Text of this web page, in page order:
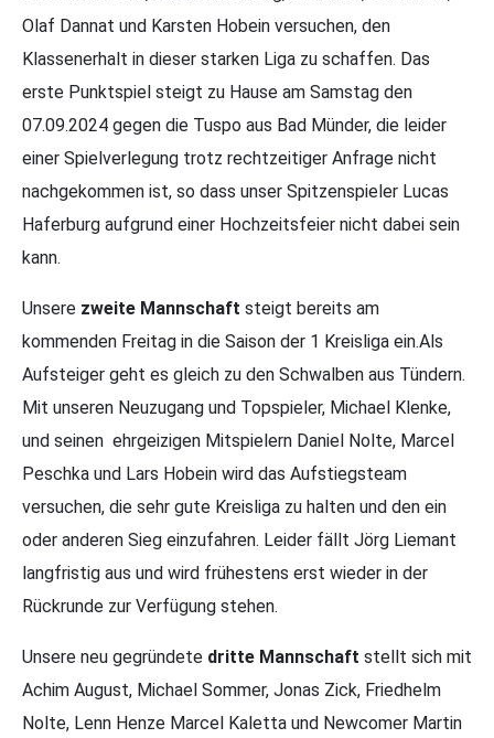
Olaf Dannat und Karsten Hobein versuchen, den
Klassenerhalt in dieser starken Liga zu schaffen. Das
erste Punktspiel steigt zu Hause am Samstag den
07.09.2024 gegen die Tuspo aus Bad Münder, die leider
einer Spielverlegung trotz rechtzeitiger Anfrage nicht
nachgekommen ist, so dass unser Spitzenspieler Lucas
Haferburg aufgrund einer Hochzeitsfeier nicht dabei sein
kann.
Unsere zweite Mannschaft steigt bereits am
kommenden Freitag in die Saison der 1 Kreisliga ein.Als
Aufsteiger geht es gleich zu den Schwalben aus Tündern.
Mit unseren Neuzugang und Topspieler, Michael Klenke,
und seinen ehrgeizigen Mitspielern Daniel Nolte, Marcel
Peschka und Lars Hobein wird das Aufstiegsteam
versuchen, die sehr gute Kreisliga zu halten und den ein
oder anderen Sieg einzufahren. Leider fällt Jörg Liemant
langfristig aus und wird frühestens erst wieder in der
Rückrunde zur Verfügung stehen.
Unsere neu gegründete dritte Mannschaft stellt sich mit
Achim August, Michael Sommer, Jonas Zick, Friedhelm
Nolte, Lenn Henze Marcel Kaletta und Newcomer Martin